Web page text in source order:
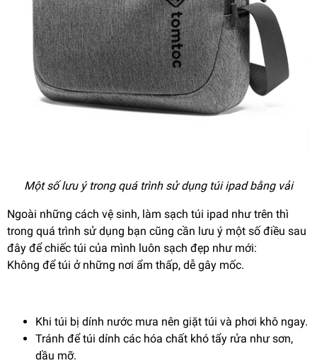
Một số lưu ý trong quá trình sử dụng túi ipad bằng vải
Ngoài những cách vệ sinh, làm sạch túi ipad như trên thì
trong quá trình sử dụng bạn cũng cần lưu ý một số điều sau
đây để chiếc túi của mình luôn sạch đẹp như mới:
Không để túi ở những nơi ẩm thấp, dễ gây mốc.
Khi túi bị dính nước mưa nên giặt túi và phơi khô ngay.
Tránh để túi dính các hóa chất khó tẩy rửa như sơn,
dầu mỡ.